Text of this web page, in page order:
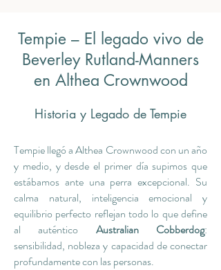
Tempie – El legado vivo de
Beverley Rutland-Manners
en Althea Crownwood
Historia y Legado de Tempie
Tempie llegó a Althea Crownwood con un año
y medio, y desde el primer día supimos que
estábamos ante una perra excepcional. Su
calma natural, inteligencia emocional y
equilibrio perfecto reflejan todo lo que define
al auténtico Australian Cobberdog:
sensibilidad, nobleza y capacidad de conectar
profundamente con las personas.